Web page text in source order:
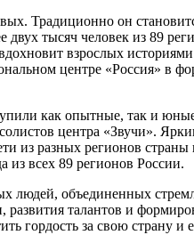
Традиционно он
двух тысяч человек из 89
взрослых
центре «Россия» в
как опытные, так и
центра «Звучи».
из разных регионов
из всех 89 регионов России.
объединенных
талантов и
гордость за свою страну и